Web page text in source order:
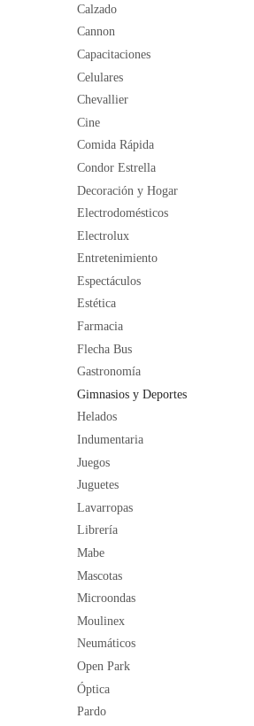
Calzado
Cannon
Capacitaciones
Celulares
Chevallier
Cine
Comida Rápida
Condor Estrella
Decoración y Hogar
Electrodomésticos
Electrolux
Entretenimiento
Espectáculos
Estética
Farmacia
Flecha Bus
Gastronomía
Gimnasios y Deportes
Helados
Indumentaria
Juegos
Juguetes
Lavarropas
Librería
Mabe
Mascotas
Microondas
Moulinex
Neumáticos
Open Park
Óptica
Pardo